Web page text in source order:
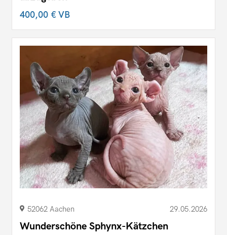
400,00 €VB
52062 Aachen 29.05.2026
Wunderschöne Sphynx-Kätzchen